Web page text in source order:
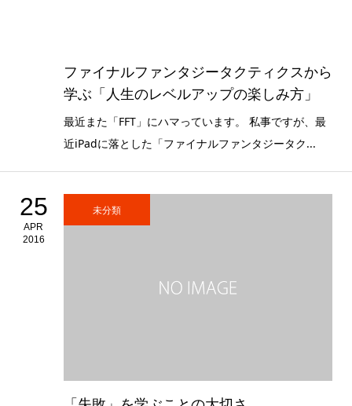
ファイナルファンタジータクティクスから
学ぶ「人生のレベルアップの楽しみ方」
最近また「FFT」にハマっています。 私事ですが、最
近iPadに落とした「ファイナルファンタジータク...
25
APR
2016
未分類